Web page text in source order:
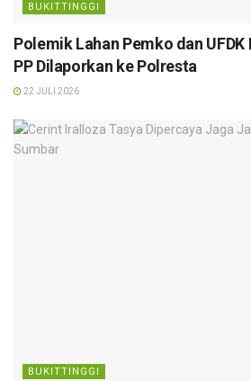
BUKITTINGGI
Polemik Lahan Pemko dan UFDK
PP Dilaporkan ke Polresta
22 JULI 2026
BUKITTINGGI